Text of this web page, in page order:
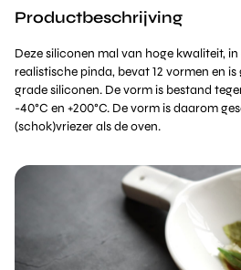
Productbeschrijving
Deze siliconen mal van hoge kwaliteit,
realistische pinda, bevat 12 vormen en
grade siliconen. De vorm is bestand
-40°C en +200°C. De vorm is daarom
(schok)vriezer als de oven.